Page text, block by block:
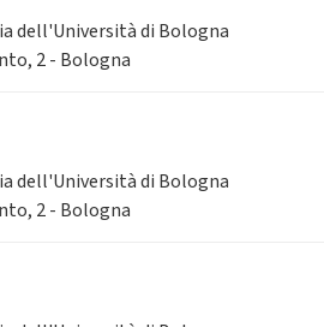
dell'Università di Bologna
2 - Bologna
dell'Università di Bologna
2 - Bologna